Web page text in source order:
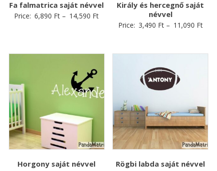
Fa falmatrica saját névvel
Price: 6,890 Ft – 14,590 Ft
Király és hercegnő saját
névvel
Price: 3,490 Ft– 11,090 Ft
Horgony saját névvel Rögbi labda saját névvel